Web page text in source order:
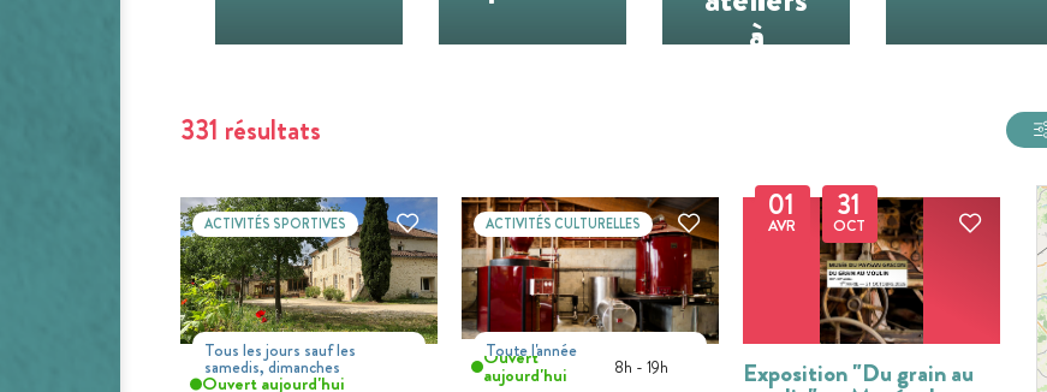
à
331 résultats
Tous les jours sauf les
samedis, dimanches
ACTIVITÉS SPORTIVES
Ouvert aujourd'hui
Toute l'année
ACTIVITÉS CULTURELLES
Ouvert
aujourd'hui 8h - 19h
01
AVR
31
OCT
Exposition "Du grain au